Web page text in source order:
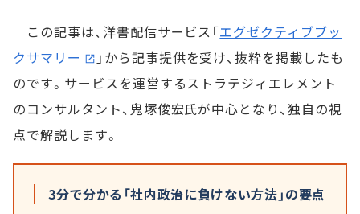
この記事は、洋書配信サービス「エグゼクティブブッ
クサマリー
」から記事提供を受け、抜粋を掲載したも
のです。サービスを運営するストラテジィエレメント
のコンサルタント、鬼塚俊宏氏が中心となり、独自の視
点で解説します。
3分で分かる「社内政治に負けない方法」の要点